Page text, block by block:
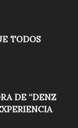
TODOS
DE “DENZ